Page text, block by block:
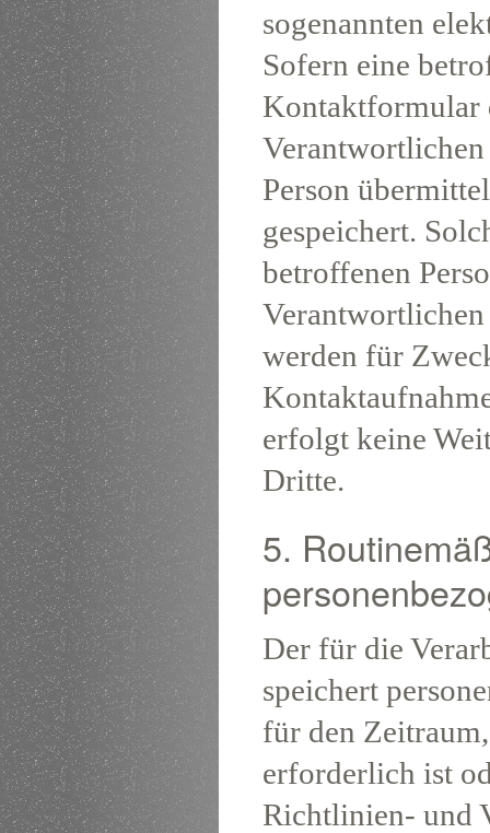
sogenannten
Sofern eine
Kontaktformular
Person
gespeichert.
betroffenen
Verantwortlichen
werden für
erfolgt keine
Dritte.
5.
Der für die
speichert
für den
erforderlich ist
Richtlinien- und